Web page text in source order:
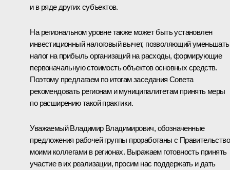
и в ряде других субъектов.
На региональном уровне также может быть установлен
инвестиционный налоговый вычет, позволяющий уменьшать
налог на прибыль организаций на расходы, формирующие
первоначальную стоимость объектов основных средств.
Поэтому предлагаем по итогам заседания Совета
рекомендовать регионам и муниципалитетам принять меры
по расширению такой практики.
Уважаемый Владимир Владимирович, обозначенные
предложения рабочей группы проработаны с
моими коллегами в регионах. Выражаем готовность принять
участие в их реализации, просим нас поддержать и дать